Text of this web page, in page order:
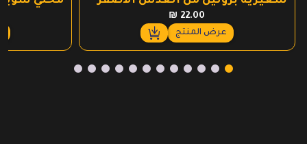
₪ 22.00
عرض المنتج